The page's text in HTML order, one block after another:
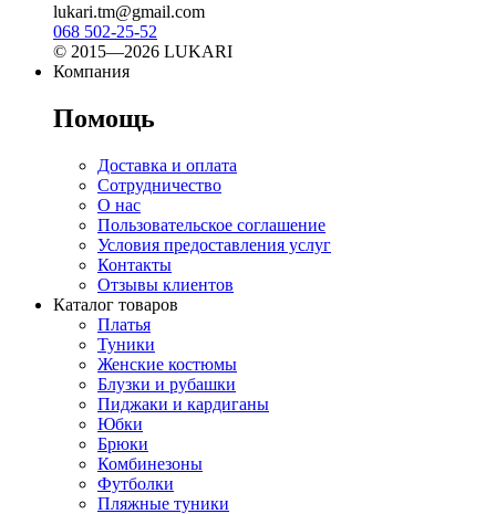
lukari.tm@gmail.com
068 502-25-52
© 2015—2026 LUKARI
Компания
Помощь
Доставка и оплата
Сотрудничество
О нас
Пользовательское соглашение
Условия предоставления услуг
Контакты
Отзывы клиентов
Каталог товаров
Платья
Туники
Женские костюмы
Блузки и рубашки
Пиджаки и кардиганы
Юбки
Брюки
Комбинезоны
Футболки
Пляжные туники